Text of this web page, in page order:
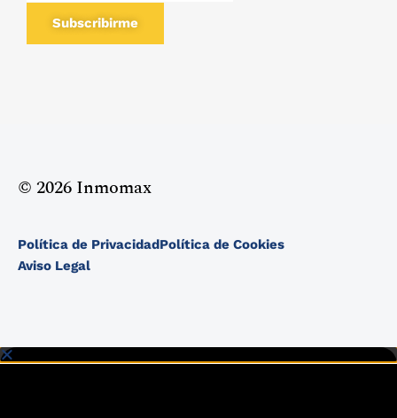
Subscribirme
© 2026 Inmomax
Política de PrivacidadPolítica de Cookies
Aviso Legal